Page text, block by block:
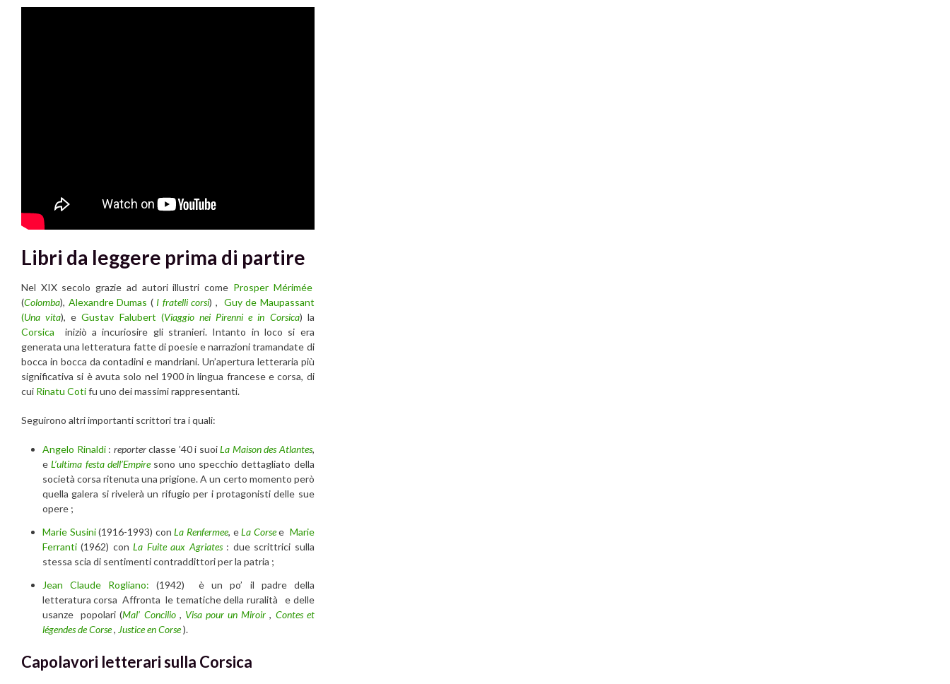
Libri da leggere prima di partire
Nel XIX secolo grazie ad autori illustri come Prosper Mérimée
(Colomba), Alexandre Dumas ( I fratelli corsi) , Guy de Maupassant
(Una vita), eGustav Falubert (Viaggio nei Pirenni e in Corsica) la
Corsica iniziò a incuriosire gli stranieri. Intanto in loco si era
generata una letteratura fatte di poesie e narrazioni tramandate di
bocca in bocca da contadini e mandriani. Un’apertura letteraria più
significativa si è avuta solo nel 1900 in lingua francese e corsa, di
cui Rinatu Cotifu uno dei massimi rappresentanti.
Seguirono altri importanti scrittori tra i quali:
Angelo Rinaldi: reporterclasse ’40 i suoiLa Maison des Atlantes,
eL’ultima festa dell’Empiresono uno specchio dettagliato della
società corsa ritenuta una prigione. A un certo momento però
quella galera si rivelerà un rifugio per i protagonisti delle sue
opere ;
Marie Susini(1916-1993) conLa Renfermee, eLa Corsee Marie
Ferranti (1962) conLa Fuite aux Agriates: due scrittrici sulla
stessa scia di sentimenti contraddittori per la patria ;
Jean Claude Rogliano:(1942) è un po’ il padre della
letteratura corsa Affronta le tematiche della ruralità e delle
usanze popolari (Mal’ Concilio, Visa pour un Miroir , Contes et
légendes de Corse, Justice en Corse).
Capolavori letterari sulla Corsica